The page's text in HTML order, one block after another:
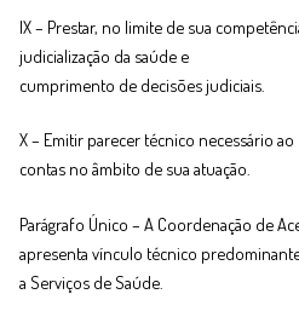
IX – Prestar, no limite de sua
judicialização da saúde e
cumprimento de decisões judiciais.
X – Emitir parecer técnico necessário
contas no âmbito de sua atuação.
Parágrafo Único – A Coordenação de
apresenta vínculo técnico
a Serviços de Saúde.